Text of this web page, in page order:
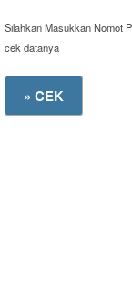
Silahkan Masukkan Nomot
cek datanya